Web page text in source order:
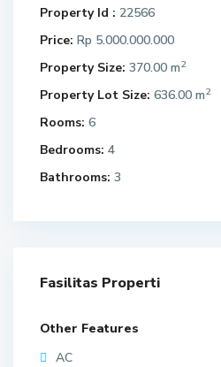
Property Id : 22566
Price: Rp 5.000.000.000
Property Size: 370.00 m2
Property Lot Size: 636.00 m2
Rooms: 6
Bedrooms: 4
Bathrooms: 3
Fasilitas Properti
Other Features
AC